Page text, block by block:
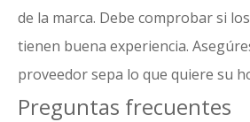
de la marca. Debe comprobar si
tienen buena experiencia.
proveedor sepa lo que quiere su
Preguntas frecuentes